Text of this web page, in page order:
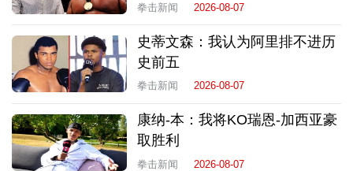
拳击新闻 2026-08-07
史蒂文森：我认为阿里排不进历
史前五
拳击新闻 2026-08-07
康纳-本：我将KO瑞恩-加西亚豪
取胜利
拳击新闻 2026-08-07